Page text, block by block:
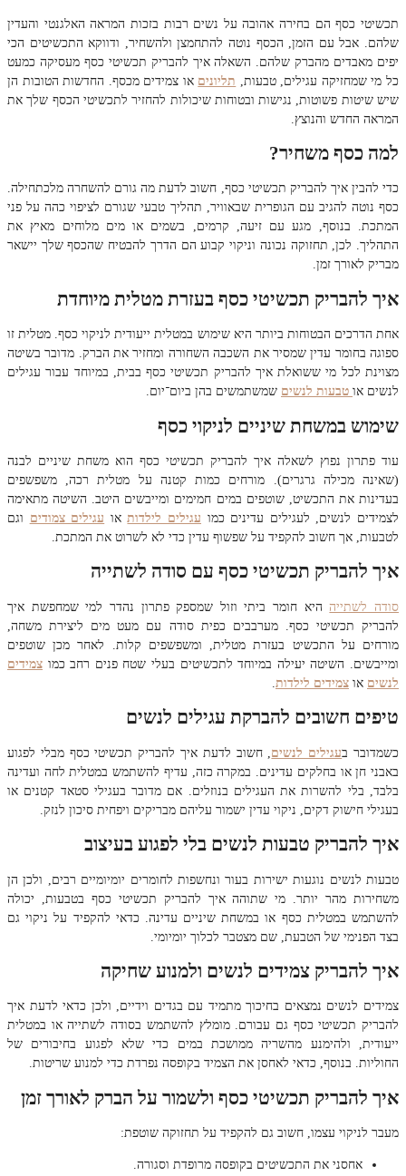
תכשיטי כסף הם בחירה אהובה על נשים רבות בזכות המראה האלגנטי והעדין
שלהם. אבל עם הזמן, הכסף נוטה להתחמצן ולהשחיר, ודווקא התכשיטים הכי
יפים מאבדים מהברק שלהם. השאלה איך להבריק תכשיטי כסף מעסיקה כמעט
כל מי שמחזיקה עגילים, טבעות, תליונים או צמידים מכסף. החדשות הטובות הן
שיש שיטות פשוטות, נגישות ובטוחות שיכולות להחזיר לתכשיטי הכסף שלך את
המראה החדש והנוצץ.
למה כסף משחיר?
כדי להבין איך להבריק תכשיטי כסף, חשוב לדעת מה גורם להשחרה מלכתחילה.
כסף נוטה להגיב עם הגופרית שבאוויר, תהליך טבעי שגורם לציפוי כהה על פני
המתכת. בנוסף, מגע עם זיעה, קרמים, בשמים או מים מלוחים מאיץ את
התהליך. לכן, תחזוקה נכונה וניקוי קבוע הם הדרך להבטיח שהכסף שלך יישאר
מבריק לאורך זמן.
איך להבריק תכשיטי כסף בעזרת מטלית מיוחדת
אחת הדרכים הבטוחות ביותר היא שימוש במטלית ייעודית לניקוי כסף. מטלית זו
ספוגה בחומר עדין שמסיר את השכבה השחורה ומחזיר את הברק. מדובר בשיטה
מצוינת לכל מי ששואלת איך להבריק תכשיטי כסף בבית, במיוחד עבור עגילים
לנשים או טבעות לנשים שמשתמשים בהן ביום־יום.
שימוש במשחת שיניים לניקוי כסף
עוד פתרון נפוץ לשאלה איך להבריק תכשיטי כסף הוא משחת שיניים לבנה
(שאינה מכילה גרגרים). מורחים כמות קטנה על מטלית רכה, משפשפים
בעדינות את התכשיט, שוטפים במים חמימים ומייבשים היטב. השיטה מתאימה
לצמידים לנשים, לעגילים עדינים כמו עגילים לילדותאו עגילים צמודים וגם
לטבעות, אך חשוב להקפיד על שפשוף עדין כדי לא לשרוט את המתכת.
איך להבריק תכשיטי כסף עם סודה לשתייה
סודה לשתייההיא חומר ביתי וזול שמספק פתרון נהדר למי שמחפשת איך
להבריק תכשיטי כסף. מערבבים כפית סודה עם מעט מים ליצירת משחה,
מורחים על התכשיט בעזרת מטלית, ומשפשפים קלות. לאחר מכן שוטפים
ומייבשים. השיטה יעילה במיוחד לתכשיטים בעלי שטח פנים רחב כמו צמידים
לנשים או צמידים לילדות
טיפים חשובים להברקת עגילים לנשים
כשמדובר בעגילים לנשים , חשוב לדעת איך להבריק תכשיטי כסף מבלי לפגוע
באבני חן או בחלקים עדינים. במקרה כזה, עדיף להשתמש במטלית לחה ועדינה
בלבד, בלי להשרות את העגילים בנוזלים. אם מדובר בעגילי סטאד קטנים או
בעגילי חישוק דקים, ניקוי עדין ישמור עליהם מבריקים ויפחית סיכון לנזק.
איך להבריק טבעות לנשים בלי לפגוע בעיצוב
טבעות לנשים נוגעות ישירות בעור ונחשפות לחומרים יומיומיים רבים, ולכן הן
משחירות מהר יותר. מי שתוהה איך להבריק תכשיטי כסף בטבעות, יכולה
להשתמש במטלית כסף או במשחת שיניים עדינה. כדאי להקפיד על ניקוי גם
בצד הפנימי של הטבעת, שם מצטבר לכלוך יומיומי.
איך להבריק צמידים לנשים ולמנוע שחיקה
צמידים לנשים נמצאים בחיכוך מתמיד עם בגדים וידיים, ולכן כדאי לדעת איך
להבריק תכשיטי כסף גם עבורם. מומלץ להשתמש בסודה לשתייה או במטלית
ייעודית, ולהימנע מהשריה ממושכת במים כדי שלא לפגוע בחיבורים של
החוליות. בנוסף, כדאי לאחסן את הצמיד בקופסה נפרדת כדי למנוע שריטות.
איך להבריק תכשיטי כסף ולשמור על הברק לאורך זמן
מעבר לניקוי עצמו, חשוב גם להקפיד על תחזוקה שוטפת:
אחסני את התכשיטים בקופסה מרופדת וסגורה.